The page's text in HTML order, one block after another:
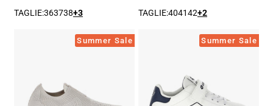
TAGLIE:363738+3 TAGLIE:404142+2
Scarpa
100
Summer Sale
Sneakers
Prince
Amf
Summer Sale